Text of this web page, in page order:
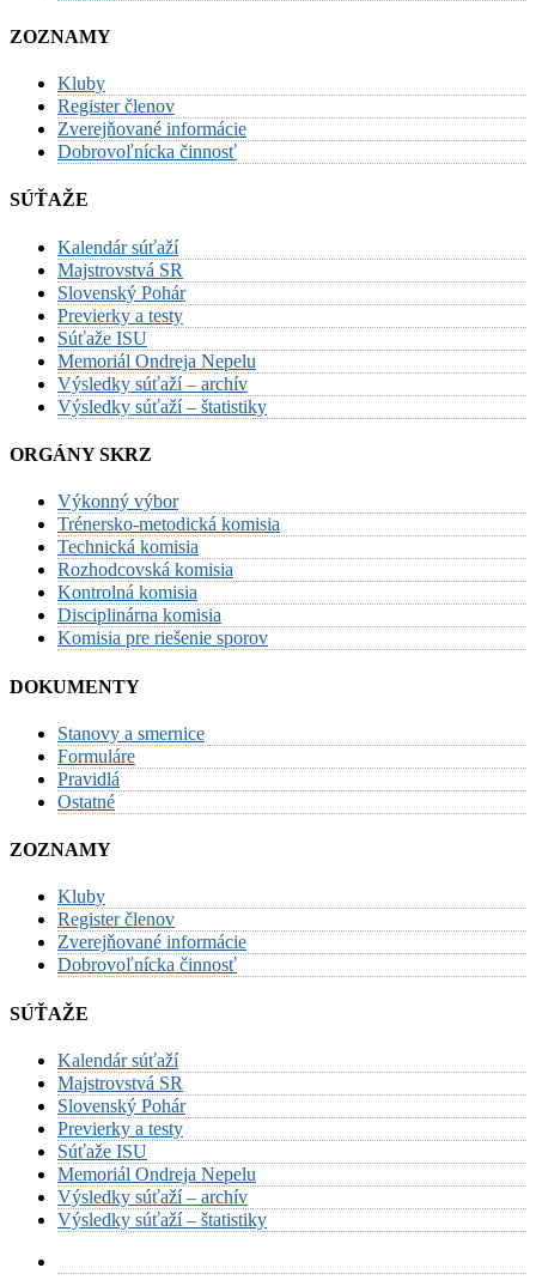
ZOZNAMY
Kluby
Register členov
Zverejňované informácie
Dobrovoľnícka činnosť
SÚŤAŽE
Kalendár súťaží
Majstrovstvá SR
Slovenský Pohár
Previerky a testy
Súťaže ISU
Memoriál Ondreja Nepelu
Výsledky súťaží – archív
Výsledky súťaží – štatistiky
ORGÁNY SKRZ
Výkonný výbor
Trénersko-metodická komisia
Technická komisia
Rozhodcovská komisia
Kontrolná komisia
Disciplinárna komisia
Komisia pre riešenie sporov
DOKUMENTY
Stanovy a smernice
Formuláre
Pravidlá
Ostatné
ZOZNAMY
Kluby
Register členov
Zverejňované informácie
Dobrovoľnícka činnosť
SÚŤAŽE
Kalendár súťaží
Majstrovstvá SR
Slovenský Pohár
Previerky a testy
Súťaže ISU
Memoriál Ondreja Nepelu
Výsledky súťaží – archív
Výsledky súťaží – štatistiky